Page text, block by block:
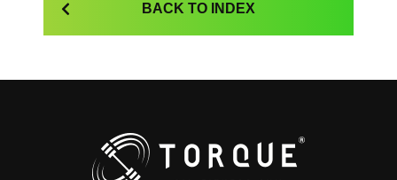
BACK TO INDEX